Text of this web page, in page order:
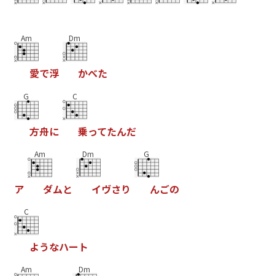
Am
愛で浮
Dm
かべた
G
方舟に
C
乗ってたんだ
ア
Am
ダムと
Dm
イヴさり
G
んごの
C
ようなハー ト
Am Dm